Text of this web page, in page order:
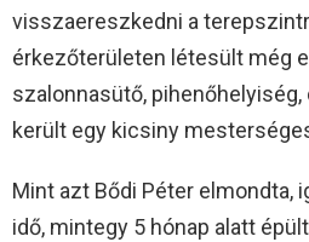
visszaereszkedni a
érkezőterületen létesült még
szalonnasütő,
került egy kicsiny
Mint azt Bődi Péter elmondta,
idő, mintegy 5 hónap alatt